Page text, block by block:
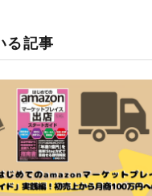
る記事